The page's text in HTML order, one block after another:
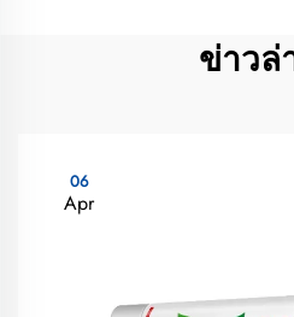
ข่าวล่
06
Apr